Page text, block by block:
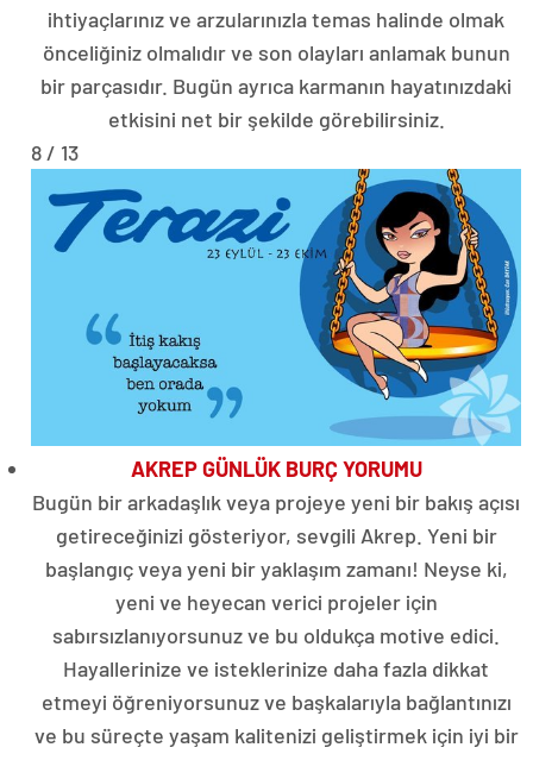
ihtiyaçlarınız ve arzularınızla temas halinde olmak
önceliğiniz olmalıdır ve son olayları anlamak bunun
bir parçasıdır. Bugün ayrıca karmanın hayatınızdaki
etkisini net bir şekilde görebilirsiniz.
8 / 13
AKREP GÜNLÜK BURÇ YORUMU
Bugün bir arkadaşlık veya projeye yeni bir bakış açısı
getireceğinizi gösteriyor, sevgili Akrep. Yeni bir
başlangıç ​​veya yeni bir yaklaşım zamanı! Neyse ki,
yeni ve heyecan verici projeler için
sabırsızlanıyorsunuz ve bu oldukça motive edici.
Hayallerinize ve isteklerinize daha fazla dikkat
etmeyi öğreniyorsunuz ve başkalarıyla bağlantınızı
ve bu süreçte yaşam kalitenizi geliştirmek için iyi bir